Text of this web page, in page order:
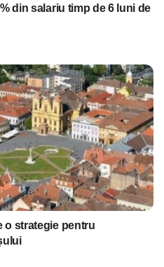
din salariu timp de 6 luni de
o strategie pentru